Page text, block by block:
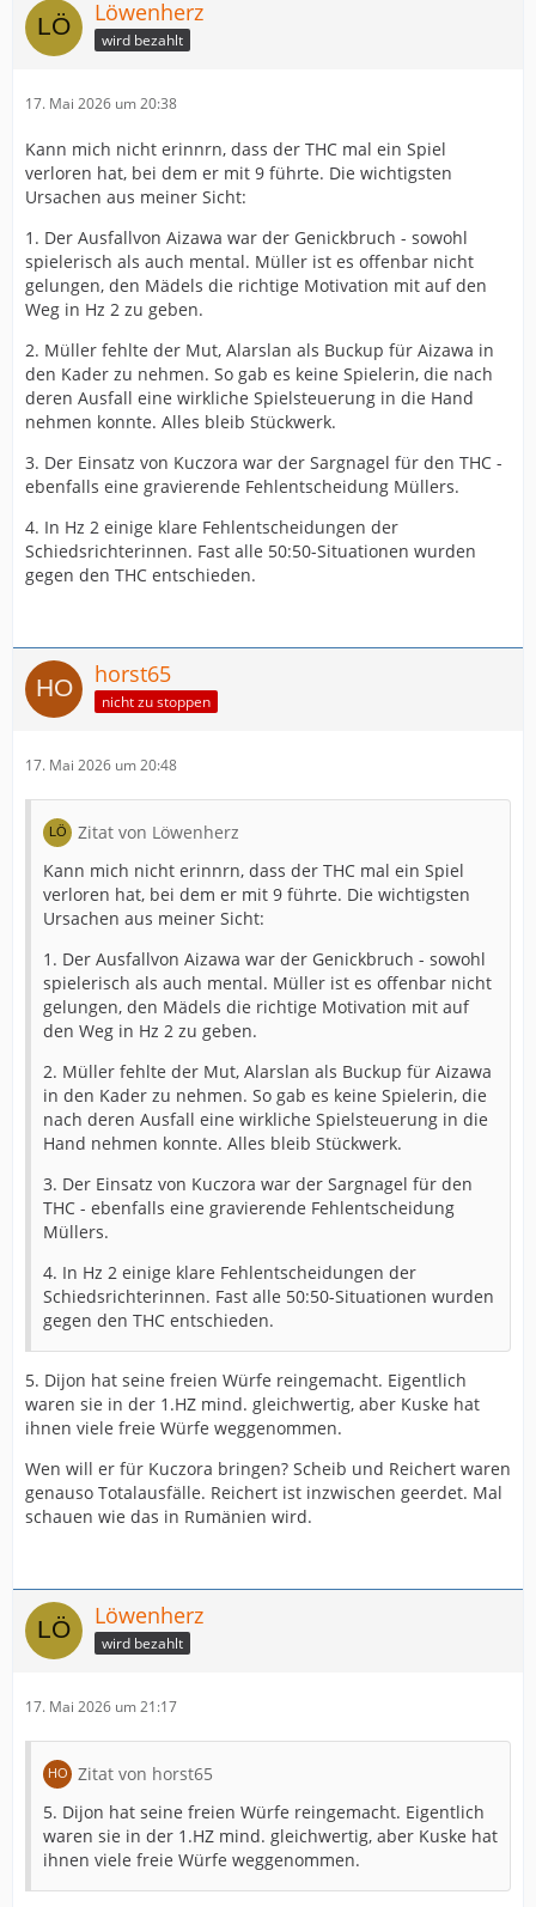
Löwenherz
wird bezahlt
17. Mai 2026 um 20:38
Kann mich nicht erinnrn, dass der THC mal ein Spiel
verloren hat, bei dem er mit 9 führte. Die wichtigsten
Ursachen aus meiner Sicht:
1. Der Ausfallvon Aizawa war der Genickbruch - sowohl
spielerisch als auch mental. Müller ist es offenbar nicht
gelungen, den Mädels die richtige Motivation mit auf den
Weg in Hz 2 zu geben.
2. Müller fehlte der Mut, Alarslan als Buckup für Aizawa in
den Kader zu nehmen. So gab es keine Spielerin, die nach
deren Ausfall eine wirkliche Spielsteuerung in die Hand
nehmen konnte. Alles bleib Stückwerk.
3. Der Einsatz von Kuczora war der Sargnagel für den THC -
ebenfalls eine gravierende Fehlentscheidung Müllers.
4. In Hz 2 einige klare Fehlentscheidungen der
Schiedsrichterinnen. Fast alle 50:50-Situationen wurden
gegen den THC entschieden.
horst65
nicht zu stoppen
17. Mai 2026 um 20:48
Zitat von Löwenherz
Kann mich nicht erinnrn, dass der THC mal ein Spiel
verloren hat, bei dem er mit 9 führte. Die wichtigsten
Ursachen aus meiner Sicht:
1. Der Ausfallvon Aizawa war der Genickbruch - sowohl
spielerisch als auch mental. Müller ist es offenbar nicht
gelungen, den Mädels die richtige Motivation mit auf
den Weg in Hz 2 zu geben.
2. Müller fehlte der Mut, Alarslan als Buckup für Aizawa
in den Kader zu nehmen. So gab es keine Spielerin, die
nach deren Ausfall eine wirkliche Spielsteuerung in die
Hand nehmen konnte. Alles bleib Stückwerk.
3. Der Einsatz von Kuczora war der Sargnagel für den
THC - ebenfalls eine gravierende Fehlentscheidung
Müllers.
4. In Hz 2 einige klare Fehlentscheidungen der
Schiedsrichterinnen. Fast alle 50:50-Situationen wurden
gegen den THC entschieden.
5. Dijon hat seine freien Würfe reingemacht. Eigentlich
waren sie in der 1.HZ mind. gleichwertig, aber Kuske hat
ihnen viele freie Würfe weggenommen.
Wen will er für Kuczora bringen? Scheib und Reichert waren
genauso Totalausfälle. Reichert ist inzwischen geerdet. Mal
schauen wie das in Rumänien wird.
Löwenherz
wird bezahlt
17. Mai 2026 um 21:17
Zitat von horst65
5. Dijon hat seine freien Würfe reingemacht. Eigentlich
waren sie in der 1.HZ mind. gleichwertig, aber Kuske hat
ihnen viele freie Würfe weggenommen.